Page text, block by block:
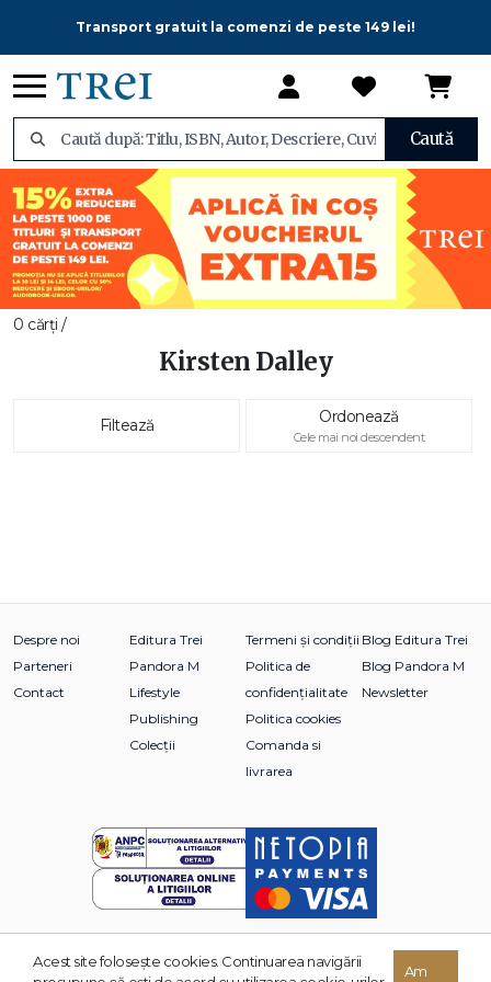
Transport gratuit la comenzi de peste 149 lei!
Caută
0 cărți /
Kirsten Dalley
Filtează Ordonează
Cele mai noi descendent
Despre noi
Parteneri
Contact
Editura Trei
Pandora M
Lifestyle
Publishing
Colecții
Termeni și condiții
Politica de
confidențialitate
Politica cookies
Comanda si
livrarea
Blog Editura Trei
Blog Pandora M
Newsletter
© 2026 Grupul Editorial TREI. Toate drepturile rezervate.
Acest site foloseşte cookies. Continuarea navigării
Am